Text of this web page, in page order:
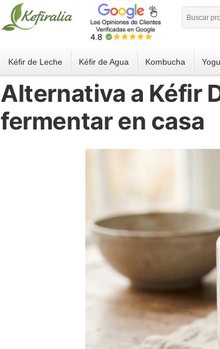
Kéfir de Leche Kéfir de Agua Kombucha
Alternativa a Kéfir
fermentar en casa